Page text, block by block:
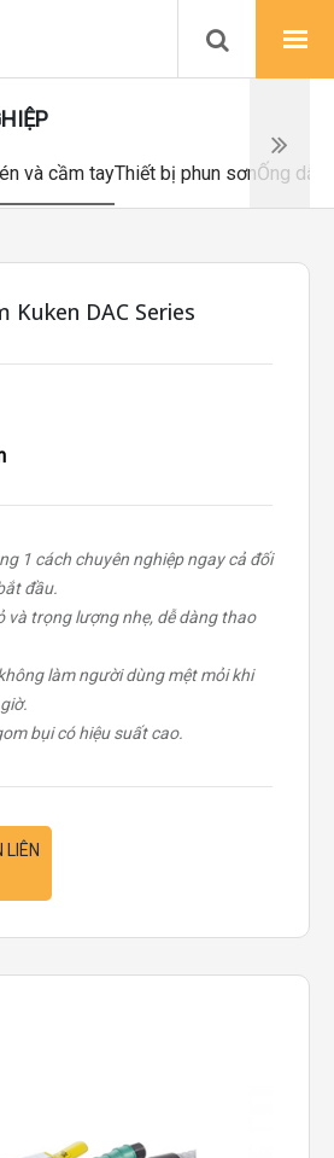
và cầm tayThiết bị phun sơnỐng dẫn
Kuken DAC Series
1 cách chuyên nghiệp ngay cả đối
đầu.
và trọng lượng nhẹ, dễ dàng thao
làm người dùng mệt mỏi khi
bụi có hiệu suất cao.
LIÊN